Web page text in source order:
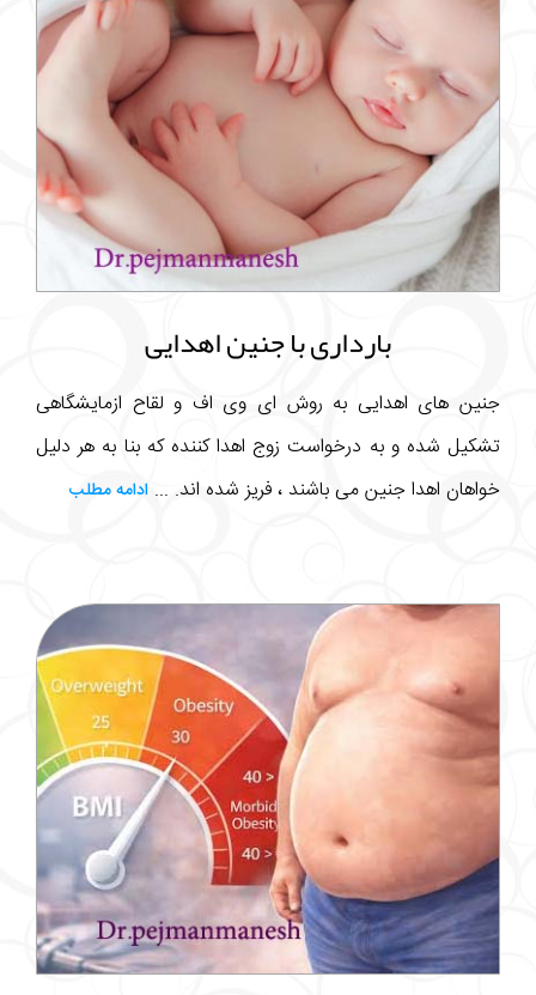
بارداری با جنین اهدایی
جنین های اهدایی به روش ای وی اف و لقاح ازمایشگاهی
تشکیل شده و به درخواست زوج اهدا کننده که بنا به هر دلیل
خواهان اهدا جنین می باشند ، فریز شده اند. ... ادامه مطلب